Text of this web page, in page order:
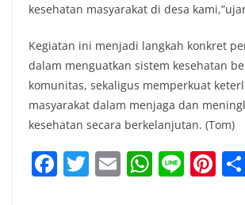
kesehatan masyarakat di desa
‎‎Kegiatan ini menjadi langkah konkret
dalam menguatkan sistem kesehatan
komunitas, sekaligus memperkuat
masyarakat dalam menjaga dan
kesehatan secara berkelanjutan. (Tom)
F T E W Li Pi